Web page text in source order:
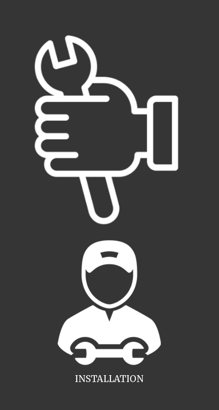
INSTALLATION